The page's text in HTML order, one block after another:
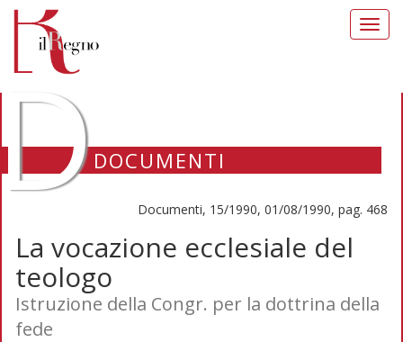
DOCUMENTI
Documenti, 15/1990, 01/08/1990, pag. 468
La vocazione ecclesiale del
teologo
Istruzione della Congr. per la dottrina della
fede